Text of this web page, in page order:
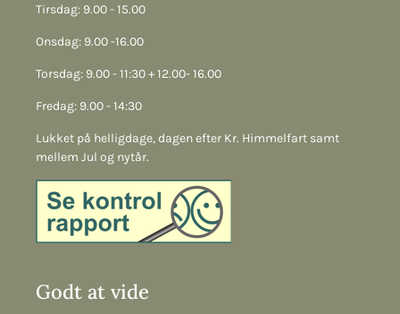
Tirsdag: 9.00 - 15.00
Onsdag: 9.00 -16.00
Torsdag: 9.00 - 11:30 + 12.00- 16.00
Fredag: 9.00 - 14:30
Lukket på helligdage, dagen efter Kr. Himmelfart samt
mellem Jul og nytår.
Godt at vide